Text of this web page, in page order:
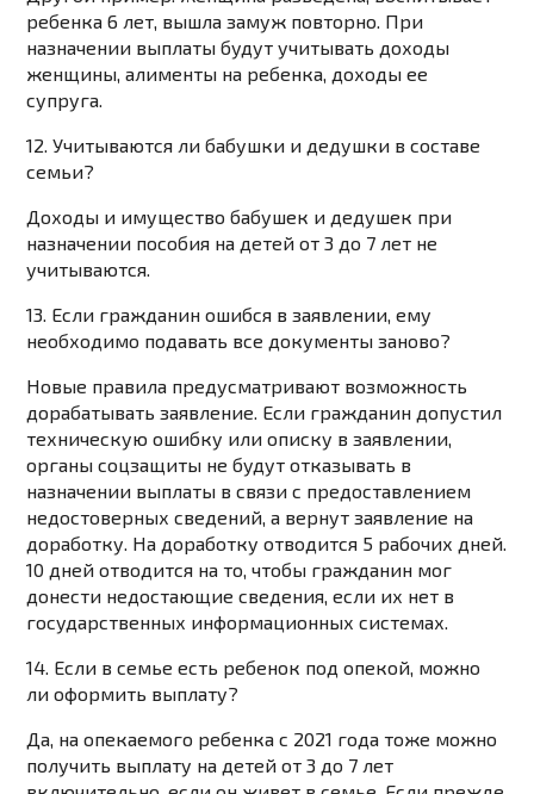
ребенка 6 лет, вышла замуж повторно. При
назначении выплаты будут учитывать доходы
женщины, алименты на ребенка, доходы ее
супруга.
12. Учитываются ли бабушки и дедушки в составе
семьи?
Доходы и имущество бабушек и дедушек при
назначении пособия на детей от 3 до 7 лет не
учитываются.
13. Если гражданин ошибся в заявлении, ему
необходимо подавать все документы заново?
Новые правила предусматривают возможность
дорабатывать заявление. Если гражданин допустил
техническую ошибку или описку в заявлении,
органы соцзащиты не будут отказывать в
назначении выплаты в связи с предоставлением
недостоверных сведений, а вернут заявление на
доработку. На доработку отводится 5 рабочих дней.
10 дней отводится на то, чтобы гражданин мог
донести недостающие сведения, если их нет в
государственных информационных системах.
14. Если в семье есть ребенок под опекой, можно
ли оформить выплату?
Да, на опекаемого ребенка с 2021 года тоже можно
получить выплату на детей от 3 до 7 лет